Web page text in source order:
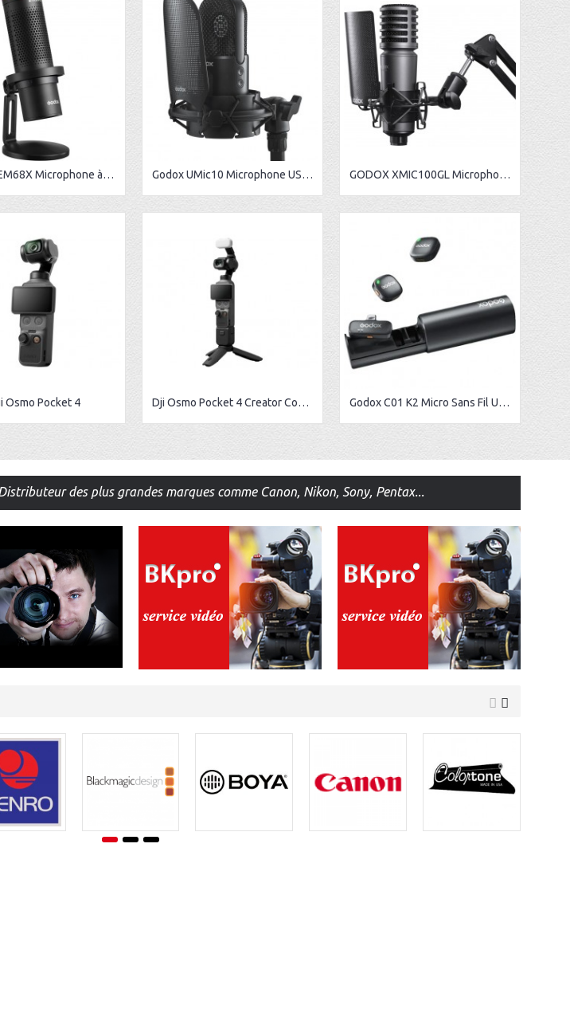
GODOX EM68X Microphone à Condensateur Cardioïde + Anneau RGB Godox UMic10 Microphone USB à condensateur cardioïde avec suspension antichoc et filtre anti-pop GODOX XMIC100GL Microphone à Condensateur Cardioïde
Osmo Pocket 4 Dji Osmo Pocket 4 Creator Combo Godox C01 K2 Micro Sans Fil USB-C Double – 2.4GHz | Portée 200m
des plus grandes marques comme Canon, Nikon, Sony, Pentax...